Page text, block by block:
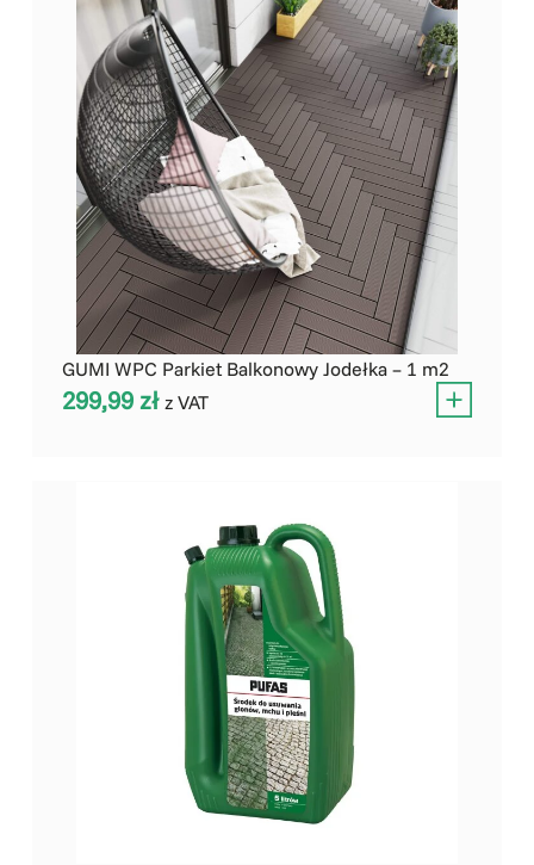
GUMI WPC Parkiet Balkonowy Jodełka – 1 m2
299,99zł z VAT